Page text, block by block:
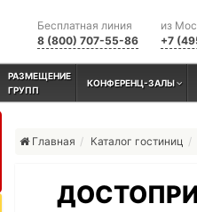
из
+7
Бесплатная линия
8 (800) 707-55-86
РАЗМЕЩЕНИЕ
ГРУПП
КОНФЕРЕНЦ-ЗАЛЫ
Главная Каталог гостиниц